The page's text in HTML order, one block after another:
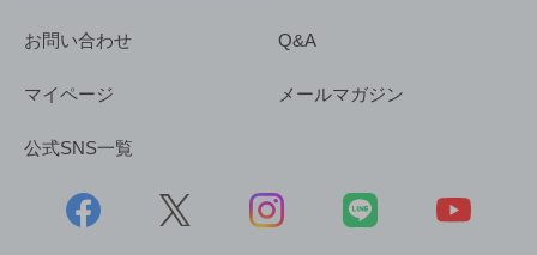
お問い合わせ Q&A
マイページ メールマガジン
公式SNS一覧